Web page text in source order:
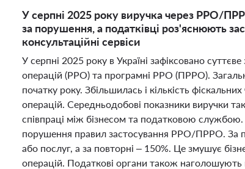
У серпні 2025 року виручка через РРО/
за порушення, а податківці роз'яснюють
консультаційні сервіси
У серпні 2025 року в Україні зафіксовано
операцій (РРО) та програмні РРО (ПРРО).
початку року. Збільшилась і кількість
операцій. Середньодобові показники виручки
співпраці між бізнесом та податковою
порушення правил застосування РРО/ПРРО. За
або послуг, а за повторні – 150%. Це змушує
операцій. Податкові органи також